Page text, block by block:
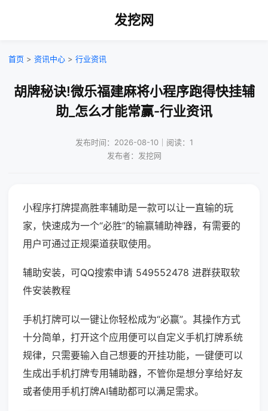
发挖网
首页 > 资讯中心 > 行业资讯
胡牌秘诀!微乐福建麻将小程序跑得快挂辅
助_怎么才能常赢-行业资讯
发布时间：2026-08-10｜阅读：1
发布者：发挖网
小程序打牌提高胜率辅助是一款可以让一直输的玩
家，快速成为一个“必胜”的输赢辅助神器，有需要的
用户可通过正规渠道获取使用。
辅助安装，可QQ搜索申请 549552478 进群获取软
件安装教程
手机打牌可以一键让你轻松成为“必赢”。其操作方式
十分简单，打开这个应用便可以自定义手机打牌系统
规律，只需要输入自己想要的开挂功能，一键便可以
生成出手机打牌专用辅助器，不管你是想分享给好友
或者使用手机打牌AI辅助都可以满足需求。